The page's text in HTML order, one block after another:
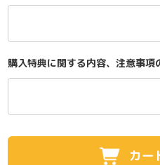
購入特典に関する内容、注意事項
カー